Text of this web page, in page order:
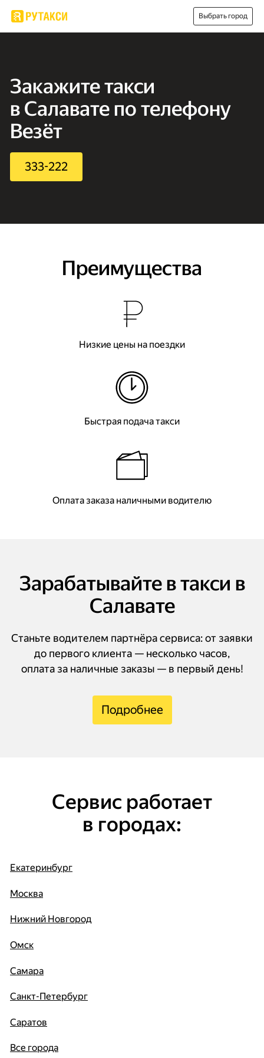
Выбрать город
Закажите такси
в Салавате по телефону
Везёт
333-222
Преимущества
Низкие цены на поездки
Быстрая подача такси
Оплата заказа наличными водителю
Зарабатывайте в такси в
Салавате
Станьте водителем партнёра сервиса: от заявки
до первого клиента — несколько часов,
оплата за наличные заказы — в первый день!
Подробнее
Сервис работает
в городах:
Екатеринбург
Москва
Нижний Новгород
Омск
Самара
Санкт-Петербург
Саратов
Все города